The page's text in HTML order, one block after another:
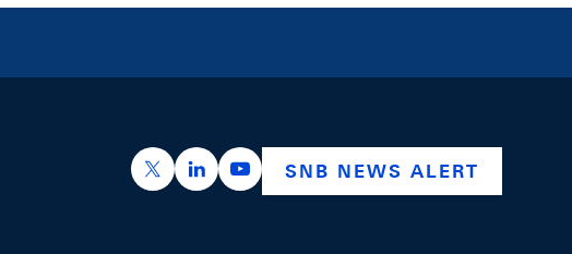
https://x.com/snb_bns
https://ch.linkedin.com/company/swiss-
https://www.youtube.com/
SNB NEWS ALERT